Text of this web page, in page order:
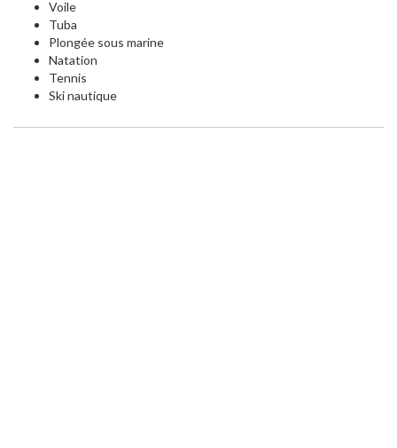
Voile
Tuba
Plongée sous marine
Natation
Tennis
Ski nautique